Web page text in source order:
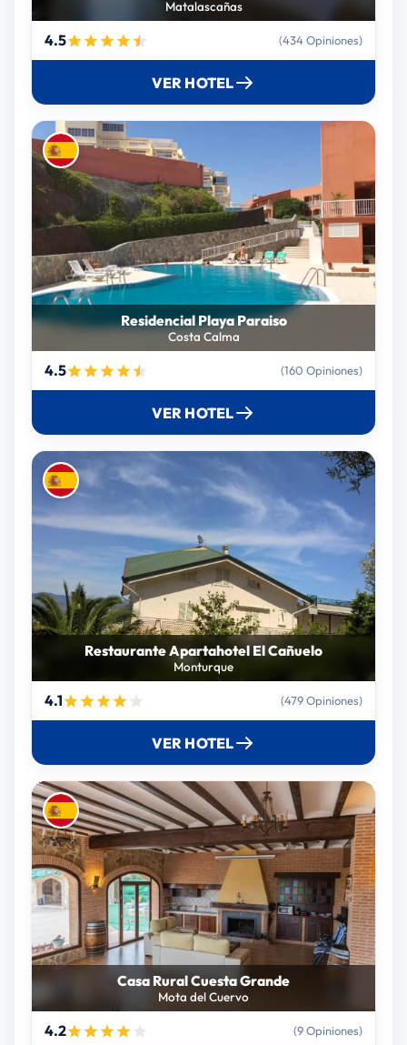
Matalascañas
4.5 (434 Opiniones)
VER HOTEL
Residencial Playa Paraiso
Costa Calma
4.5 (160 Opiniones)
VER HOTEL
Restaurante Apartahotel El Cañuelo
Monturque
4.1 (479 Opiniones)
VER HOTEL
Casa Rural Cuesta Grande
Mota del Cuervo
4.2 (9 Opiniones)